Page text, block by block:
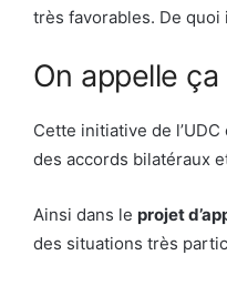
très favorables. De
On appelle
Cette initiative de
des accords bilatéraux
Ainsi dans le projet
des situations très